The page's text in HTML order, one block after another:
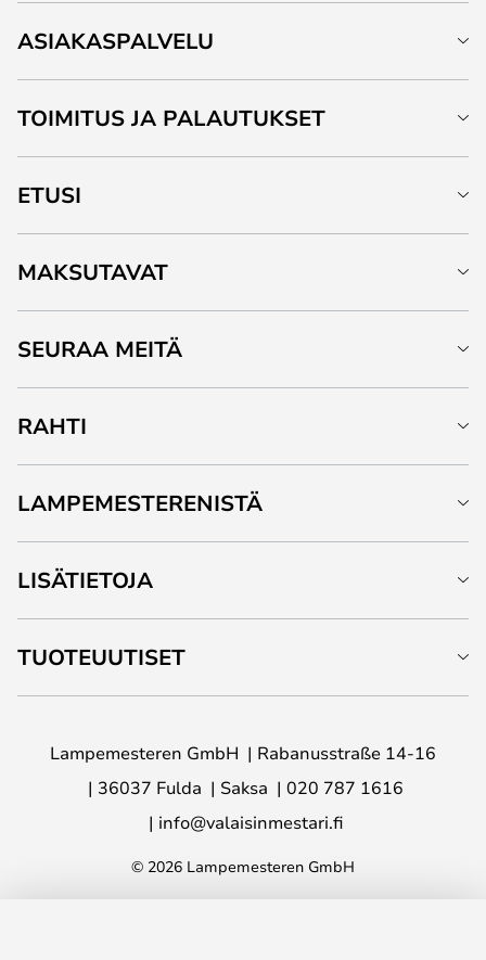
ASIAKASPALVELU
TOIMITUS JA PALAUTUKSET
ETUSI
MAKSUTAVAT
SEURAA MEITÄ
RAHTI
LAMPEMESTERENISTÄ
LISÄTIETOJA
TUOTEUUTISET
Lampemesteren GmbH
Rabanusstraße 14-16
36037 Fulda
Saksa
020 787 1616
info@valaisinmestari.fi
© 2026 Lampemesteren GmbH